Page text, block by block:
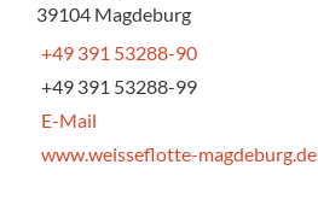
39104 Magdeburg
+49 391 53288-90
+49 391 53288-99
E-Mail
www.weisseflotte-magdeburg.de